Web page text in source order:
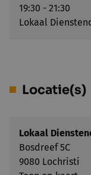
19:30 - 21:30
Lokaal
Locatie(s)
Lokaal
Bosdreef 5C
9080 Lochristi